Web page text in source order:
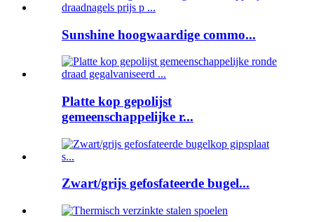
Sunshine hoogwaardige commo...
Platte kop gepolijst
gemeenschappelijke r...
Zwart/grijs gefosfateerde bugel...